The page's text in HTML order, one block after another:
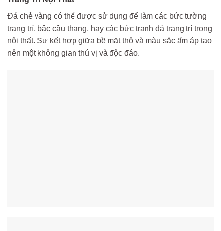
Đá chẻ vàng có thể được sử dụng để làm các bức tường
trang trí, bậc cầu thang, hay các bức tranh đá trang trí trong
nội thất. Sự kết hợp giữa bề mặt thô và màu sắc ấm áp tạo
nên một không gian thú vị và độc đáo.